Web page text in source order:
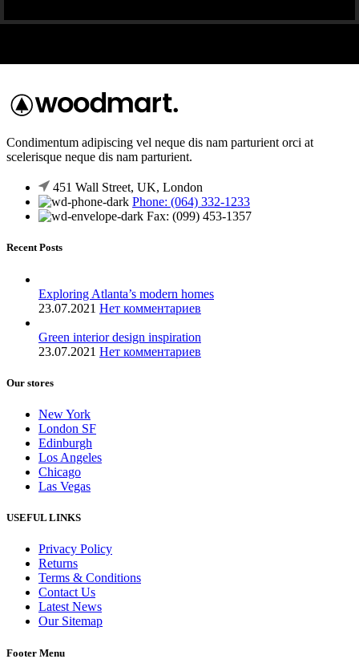
Condimentum adipiscing vel neque dis nam parturient orci at
scelerisque neque dis nam parturient.
451 Wall Street, UK, London
Phone: (064) 332-1233
Fax: (099) 453-1357
Recent Posts
Exploring Atlanta’s modern homes
23.07.2021 Нет комментариев
Green interior design inspiration
23.07.2021 Нет комментариев
Our stores
New York
London SF
Edinburgh
Los Angeles
Chicago
Las Vegas
USEFUL LINKS
Privacy Policy
Returns
Terms & Conditions
Contact Us
Latest News
Our Sitemap
Footer Menu